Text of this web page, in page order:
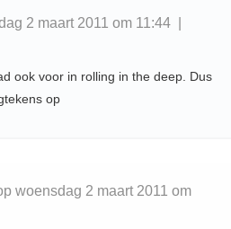
2 maart 2011 om 11:44 |
ook voor in rolling in the deep. Dus
op
woensdag 2 maart 2011 om